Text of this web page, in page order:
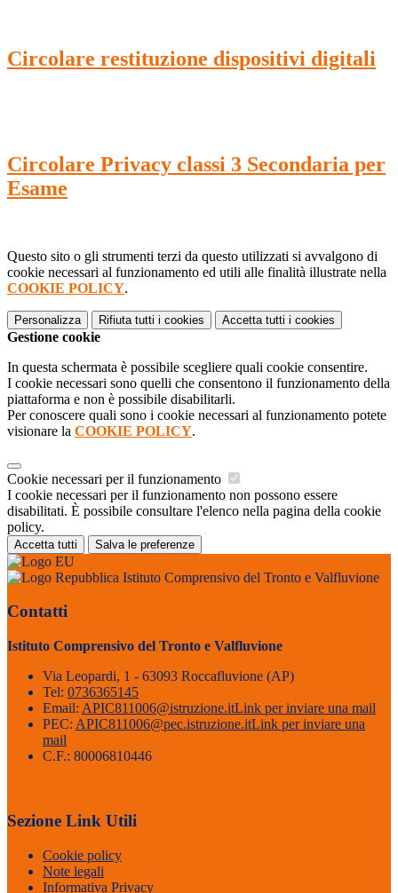
Circolare restituzione dispositivi digitali
Circolare Privacy classi 3 Secondaria per
Esame
Questo sito o gli strumenti terzi da questo utilizzati si avvalgono di
cookie necessari al funzionamento ed utili alle finalità illustrate nella
COOKIE POLICY.
Personalizza Rifiuta tutti i cookies Accetta tutti i cookies
Gestione cookie
In questa schermata è possibile scegliere quali cookie consentire.
I cookie necessari sono quelli che consentono il funzionamento della
piattaforma e non è possibile disabilitarli.
Per conoscere quali sono i cookie necessari al funzionamento potete
visionare la COOKIE POLICY.
Cookie necessari per il funzionamento
I cookie necessari per il funzionamento non possono essere
disabilitati. È possibile consultare l'elenco nella pagina della cookie
policy.
Accetta tutti Salva le preferenze
Istituto Comprensivo del Tronto e Valfluvione
Contatti
Istituto Comprensivo del Tronto e Valfluvione
Via Leopardi, 1 - 63093 Roccafluvione (AP)
Tel: 0736365145
Email: APIC811006@istruzione.itLink per inviare una mail
PEC: APIC811006@pec.istruzione.itLink per inviare una
mail
C.F.: 80006810446
Sezione Link Utili
Cookie policy
Note legali
Informativa Privacy